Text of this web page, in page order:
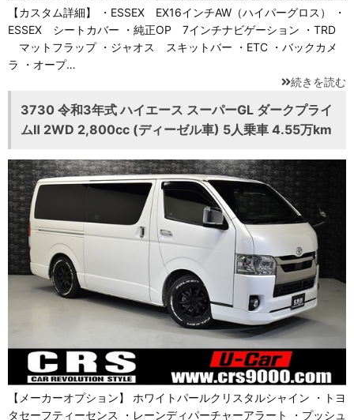
【カスタム詳細】 ・ESSEX EX16インチAW（ハイパーグロス） ・
ESSEX シートカバー ・純正OP 7インチナビゲーション ・TRD
マットフラップ ・ジャオス スキットバー ・ETC ・バックカメ
ラ ・オープ…
続きを読む
3730 令和3年式 ハイエース スーパーGL ダークプライ
ムⅡ 2WD 2,800cc (ディーゼル車) 5人乗車 4.55万km
【メーカーオプション】 ホワイトパールクリスタルシャイン ・トヨ
タセーフティーセンス ・レーンディパーチャーアラート ・プッシュ